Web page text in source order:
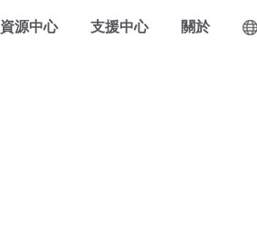
資源中心 支援中心 關於